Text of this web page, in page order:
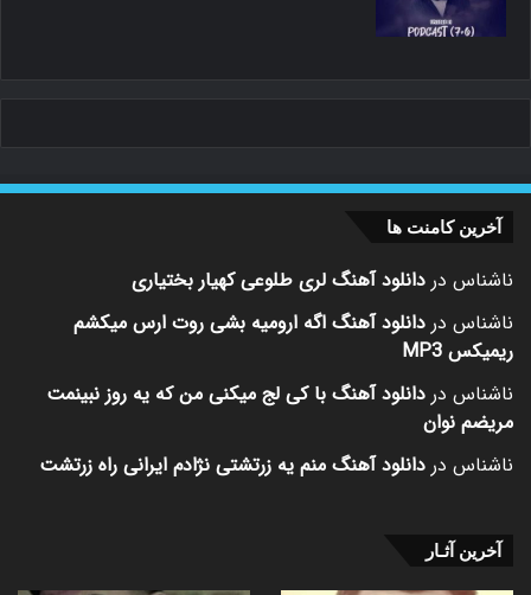
آخرین کامنت ها
ناشناس در دانلود آهنگ لری طلوعی کهیار بختیاری
ناشناس در دانلود آهنگ اگه ارومیه بشی روت ارس میکشم
ریمیکس MP3
ناشناس در دانلود آهنگ با کی لج میکنی من که یه روز نبینمت
مریضم نوان
ناشناس در دانلود آهنگ منم یه زرتشتی نژادم ایرانی راه زرتشت
آخرین آثـار